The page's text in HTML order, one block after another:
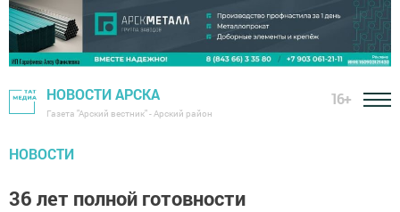
НОВОСТИ АРСКА
Газета "Арский вестник" - Арский район
16+
НОВОСТИ
36 лет полной готовности